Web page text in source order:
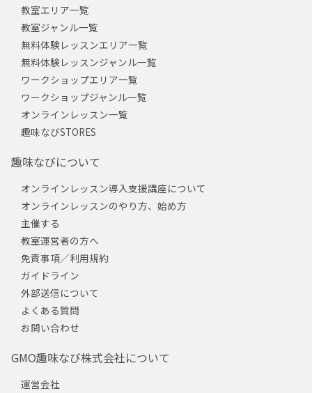
教室エリア一覧
教室ジャンル一覧
無料体験レッスンエリア一覧
無料体験レッスンジャンル一覧
ワークショップエリア一覧
ワークショップジャンル一覧
オンラインレッスン一覧
趣味なびSTORES
趣味なびについて
オンラインレッスン導入支援講座について
オンラインレッスンのやり方、始め方
主催する
教室運営者の方へ
免責事項／利用規約
ガイドライン
外部送信について
よくある質問
お問い合わせ
GMO趣味なび株式会社について
運営会社